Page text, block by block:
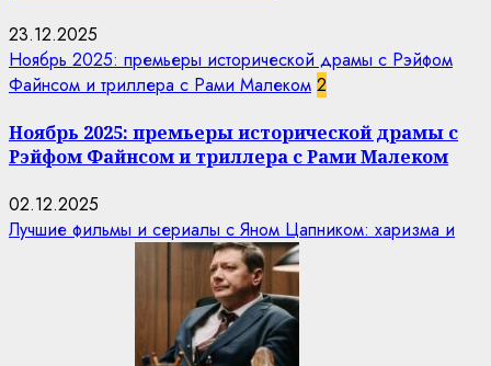
23.12.2025
Ноябрь 2025: премьеры исторической драмы с Рэйфом
Файнсом и триллера с Рами Малеком 2
Ноябрь 2025: премьеры исторической драмы с
Рэйфом Файнсом и триллера с Рами Малеком
02.12.2025
Лучшие фильмы и сериалы с Яном Цапником: харизма и